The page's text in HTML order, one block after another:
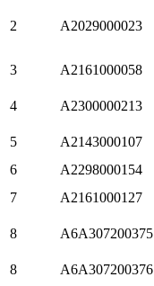
2 A2029000023
3 A2161000058
4 A2300000213
5 A2143000107
6
A2298000154
7
A2161000127
8 A6A307200375
8 A6A307200376